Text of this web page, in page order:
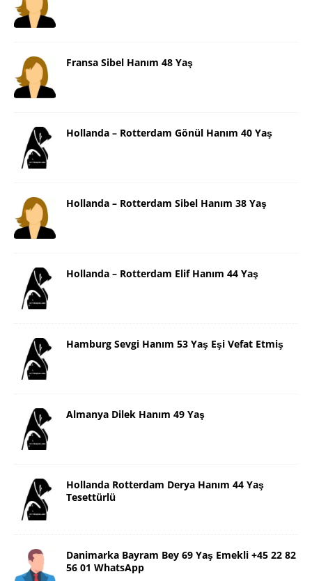
Fransa Sibel Hanım 48 Yaş
Hollanda – Rotterdam Gönül Hanım 40 Yaş
Hollanda – Rotterdam Sibel Hanım 38 Yaş
Hollanda – Rotterdam Elif Hanım 44 Yaş
Hamburg Sevgi Hanım 53 Yaş Eşi Vefat Etmiş
Almanya Dilek Hanım 49 Yaş
Hollanda Rotterdam Derya Hanım 44 Yaş
Tesettürlü
Danimarka Bayram Bey 69 Yaş Emekli +45 22 82
56 01 WhatsApp